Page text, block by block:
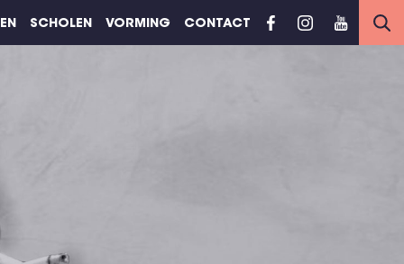
SCHOLEN VORMING CONTACT